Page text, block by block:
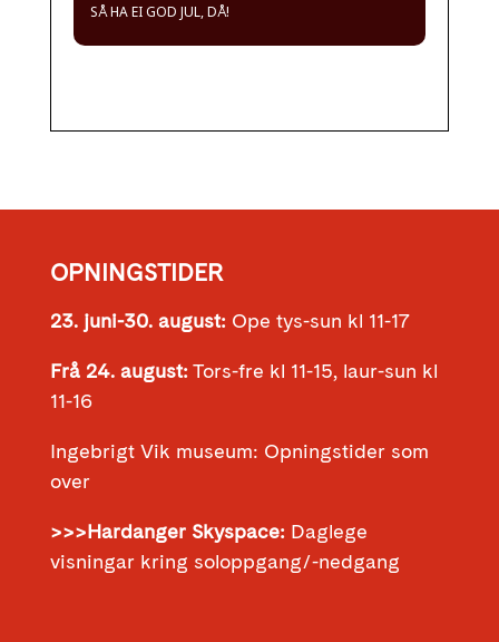
SÅ HA EI GOD JUL, DÅ!
OPNINGSTIDER
23. juni-30. august:Ope tys-sun kl 11-17
Frå 24. august:Tors-fre kl 11-15, laur-sun kl
11-16
Ingebrigt Vik museum: Opningstider som
over
>>>Hardanger Skyspace:Daglege
visningar kring soloppgang/-nedgang